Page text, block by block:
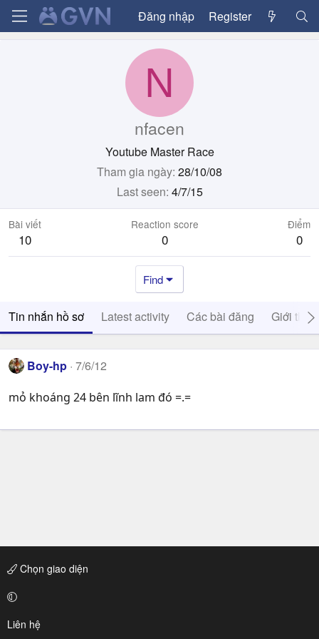
Đăng nhập Register
N
nfacen
Youtube Master Race
Tham gia ngày 28/10/08
Last seen 4/7/15
Bài viết
10
Reaction score
0
Điểm
0
Find
Tin nhắn hồ sơ Latest activity Các bài đăng Giới thiệu
Boy-hp 7/6/12
mỏ khoáng 24 bên lĩnh lam đó =.=
Chọn giao diện
Liên hệ